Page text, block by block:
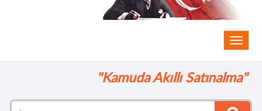
"Kamuda Akıllı Satınalma"